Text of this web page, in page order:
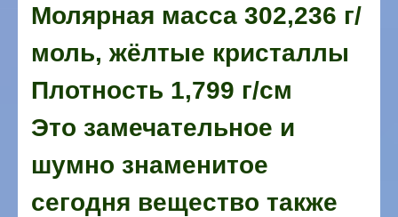
Молярная масса 302,236 г/
моль, жёлтые кристаллы
Плотность 1,799 г/см
Это замечательное и
шумно знаменитое
сегодня вещество также